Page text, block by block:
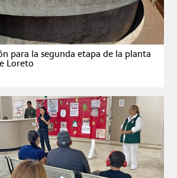
para la segunda etapa de la planta
Loreto